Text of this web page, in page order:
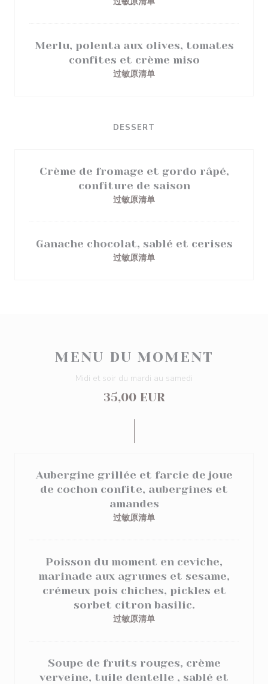
Merlu, polenta aux olives, tomates
confites et crème miso
过敏原清单
DESSERT
Crème de fromage et gordo râpé,
confiture de saison
过敏原清单
Ganache chocolat, sablé et cerises
过敏原清单
MENU DU MOMENT
Midi et soir du mardi au samedi
35,00 EUR
Aubergine grillée et farcie de joue
de cochon confite, aubergines et
amandes
过敏原清单
Poisson du moment en ceviche,
marinade aux agrumes et sesame,
crémeux pois chiches, pickles et
sorbet citron basilic.
过敏原清单
Soupe de fruits rouges, crème
verveine, tuile dentelle , sablé et